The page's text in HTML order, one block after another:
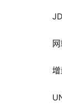
增